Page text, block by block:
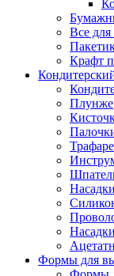
Все для
Крафт
Формы для